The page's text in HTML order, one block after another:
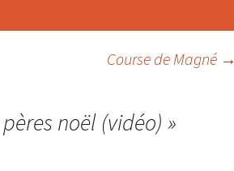
Résultats 2013
Course de Magné →
noël (vidéo) »